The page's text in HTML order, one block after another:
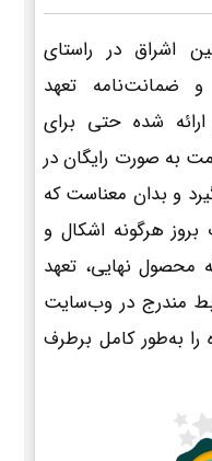
اشراق در راستای
و ضمانت‌نامه تعهد
ارائه شده حتی برای
به صورت رایگان در
و بدان معناست که
هرگونه اشکال و
محصول نهایی، تعهد
مندرج در وب‌سایت
به‌طور کامل برطرف